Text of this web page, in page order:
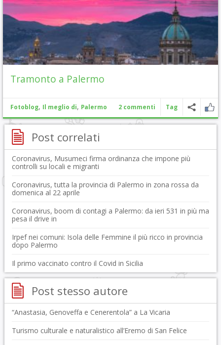
Tramonto a Palermo
Fotoblog, Il meglio di, Palermo 2 commenti Tag
Post correlati
Coronavirus, Musumeci firma ordinanza che impone più
controlli su locali e migranti
Coronavirus, tutta la provincia di Palermo in zona rossa da
domenica al 22 aprile
Coronavirus, boom di contagi a Palermo: da ieri 531 in più ma
pesa il drive in
Irpef nei comuni: Isola delle Femmine il più ricco in provincia
dopo Palermo
Il primo vaccinato contro il Covid in Sicilia
Post stesso autore
“Anastasia, Genoveffa e Cenerentola” a La Vicaria
Turismo culturale e naturalistico all’Eremo di San Felice